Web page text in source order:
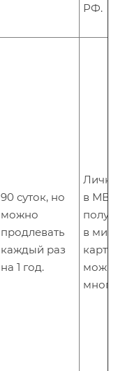
РФ.
90 суток, но
можно
продлевать
каждый раз
на 1 год.
Лично
в МВД
в
карте.
можно